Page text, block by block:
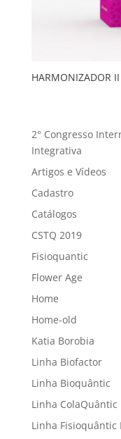
HARMONIZADOR
2° Congresso
Integrativa
Artigos e Vídeos
Cadastro
Catálogos
CSTQ 2019
Fisioquantic
Flower Age
Home
Home-old
Katia Borobia
Linha Biofactor
Linha Bioquântic
Linha ColaQuântic
Linha Fisioquântic